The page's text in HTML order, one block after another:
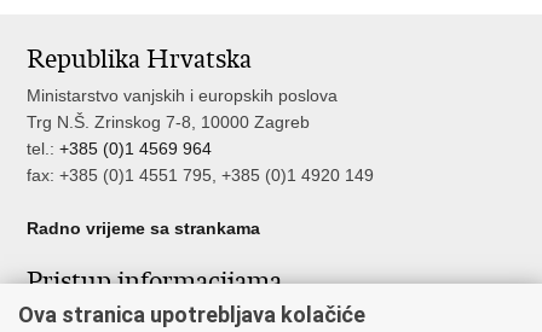
Facebooku
Twitteru
Republika Hrvatska
Ministarstvo vanjskih i europskih poslova
Trg N.Š. Zrinskog 7-8, 10000 Zagreb
tel.:+385 (0)1 4569 964
fax: +385 (0)1 4551 795, +385 (0)1 4920 149
Radno vrijeme sa strankama
Pristup informacijama
Pristup informacijama
Ova stranica upotrebljava kolačiće